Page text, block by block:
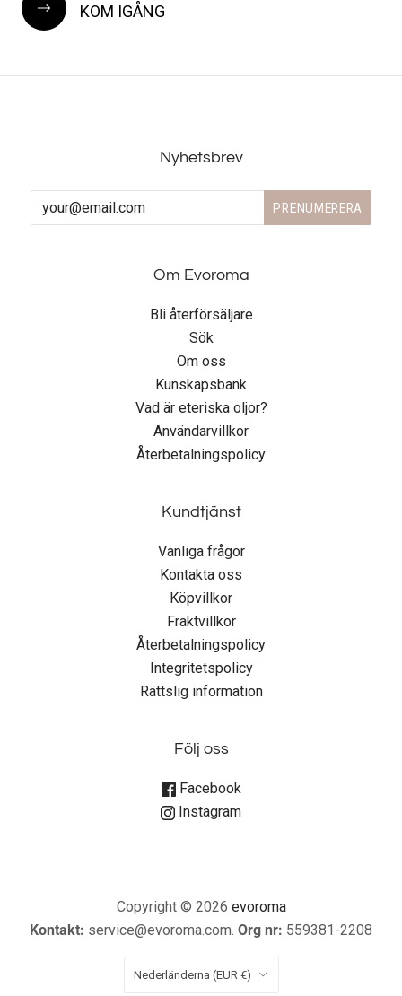
KOM IGÅNG
Nyhetsbrev
Om Evoroma
Bli återförsäljare
Sök
Om oss
Kunskapsbank
Vad är eteriska oljor?
Användarvillkor
Återbetalningspolicy
Kundtjänst
Vanliga frågor
Kontakta oss
Köpvillkor
Fraktvillkor
Återbetalningspolicy
Integritetspolicy
Rättslig information
Följ oss
Facebook
Instagram
Copyright © 2026 evoroma
Kontakt: service@evoroma.com. Org nr: 559381-2208
Nederländerna (EUR €)